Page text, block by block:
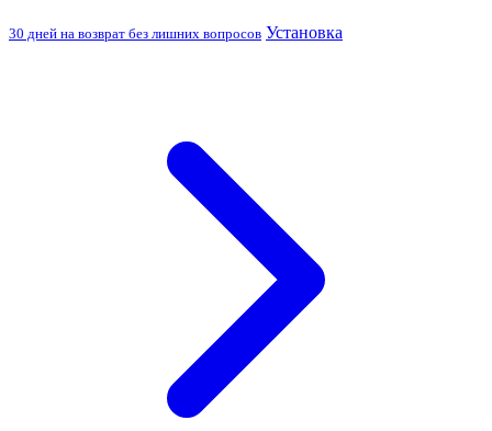
30 дней на возврат без лишних вопросов Установка